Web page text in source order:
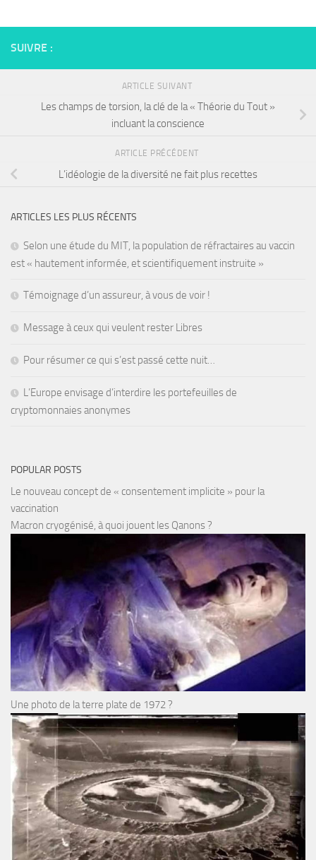
SUIVRE :
ARTICLE SUIVANT
Les champs de torsion, la clé de la « Théorie du Tout »
incluant la conscience
ARTICLE PRÉCÉDENT
L’idéologie de la diversité ne fait plus recettes
ARTICLES LES PLUS RÉCENTS
Selon une étude du MIT, la population de réfractaires au vaccin
est « hautement informée, et scientifiquement instruite »
Témoignage d’un assureur, à vous de voir !
Message à ceux qui veulent rester Libres
Pour résumer ce qui s’est passé cette nuit…
L’Europe envisage d’interdire les portefeuilles de
cryptomonnaies anonymes
POPULAR POSTS
Le nouveau concept de « consentement implicite » pour la
vaccination
Macron cryogénisé, à quoi jouent les Qanons ?
Une photo de la terre plate de 1972 ?